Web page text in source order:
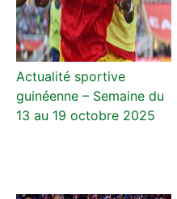
Actualité sportive
guinéenne – Semaine du
13 au 19 octobre 2025